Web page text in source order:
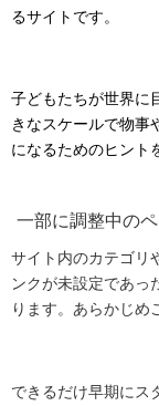
るサイトです。
子どもたちが世界に
きなスケールで物事
になるためのヒント
一部に調整中の
サイト内のカテゴリ
ンクが未設定であっ
ります。あらかじめ
できるだけ早期にス